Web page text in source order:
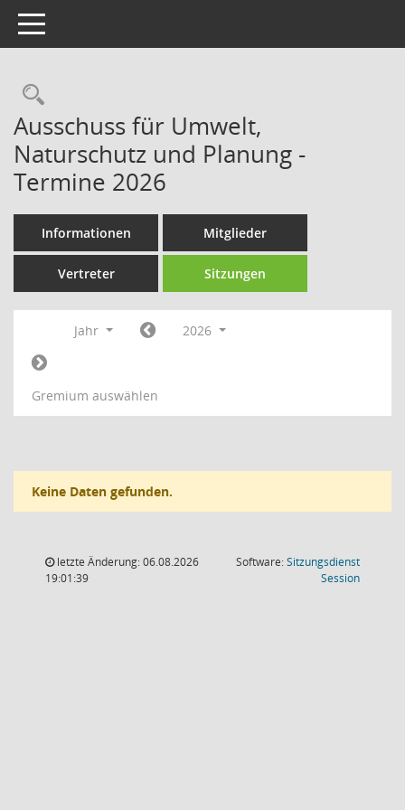
Toggle navigation
Rechercheauswahl
Ausschuss für Umwelt,
Naturschutz und Planung -
Termine 2026
Informationen Mitglieder
Vertreter Sitzungen
Jahr 2026
Gremium auswählen
Keine Daten gefunden.
letzte Änderung: 06.08.2026
19:01:39
Software:Sitzungsdienst
Session(Wird in